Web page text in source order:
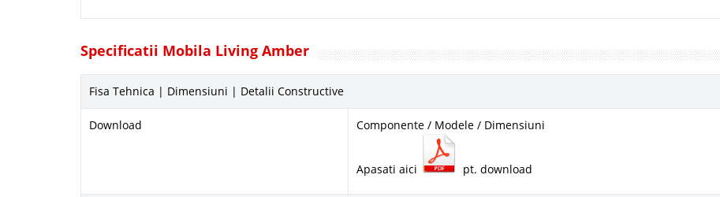
Specificatii Mobila Living Amber
Fisa Tehnica | Dimensiuni | Detalii Constructive
Download Componente / Modele / Dimensiuni
Apasati aici pt. download